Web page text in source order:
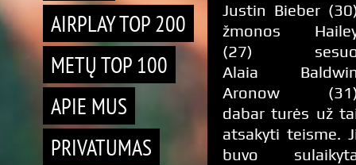
AIRPLAY TOP 200
METŲ TOP 100
APIE MUS
PRIVATUMAS
Justin Bieber
žmonos
(27)
Alaia
Aronow
dabar turės už
atsakyti teisme.
buvo